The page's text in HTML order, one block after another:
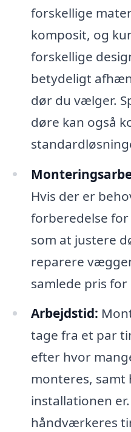
forskellige
komposit, og
forskellige
betydeligt
dør du vælger.
døre kan også
Hvis der er
forberedelse
som at justere
reparere
samlede pris
Arbejdstid:
tage fra et par
efter hvor
monteres,
installationen
håndværkeres